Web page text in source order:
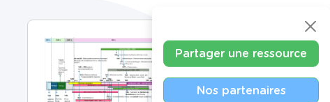
Partager une ressource
Nos partenaires